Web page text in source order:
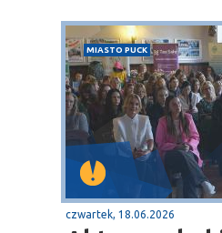
MIASTO PUCK
czwartek, 18.06.2026
krajową nr 6
Sopot
plaża